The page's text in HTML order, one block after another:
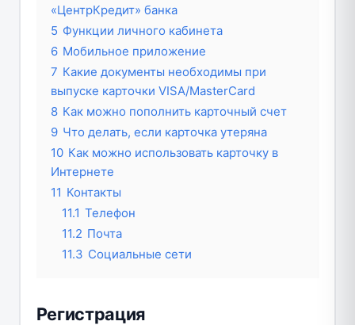
«ЦентрКредит» банка
5 Функции личного кабинета
6 Мобильное приложение
7 Какие документы необходимы при
выпуске карточки VISA/MasterCard
8 Как можно пополнить карточный счет
9 Что делать, если карточка утеряна
10 Как можно использовать карточку в
Интернете
11 Контакты
11.1 Телефон
11.2 Почта
11.3 Социальные сети
Регистрация